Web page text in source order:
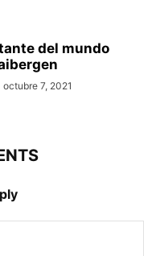
del mundo
octubre 7, 2021